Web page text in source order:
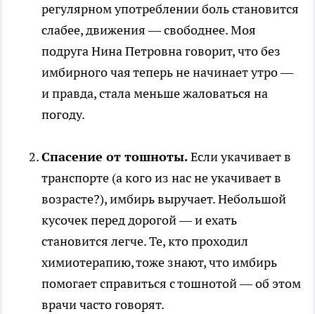
регулярном употреблении боль становится
слабее, движения — свободнее. Моя
подруга Нина Петровна говорит, что без
имбирного чая теперь не начинает утро —
и правда, стала меньше жаловаться на
погоду.
Спасение от тошноты.Если укачивает в
транспорте (а кого из нас не укачивает в
возрасте?), имбирь выручает. Небольшой
кусочек перед дорогой — и ехать
становится легче. Те, кто проходил
химиотерапию, тоже знают, что имбирь
помогает справиться с тошнотой — об этом
врачи часто говорят.